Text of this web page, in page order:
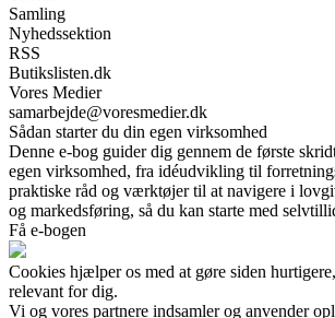
Samling
Nyhedssektion
RSS
Butikslisten.dk
Vores Medier
samarbejde@voresmedier.dk
Sådan starter du din egen virksomhed
Denne e-bog guider dig gennem de første
egen virksomhed, fra idéudvikling til
praktiske råd og værktøjer til at navigere i
og markedsføring, så du kan starte med
Få e-bogen
Cookies hjælper os med at gøre siden
relevant for dig.
Vi og vores partnere indsamler og anvender